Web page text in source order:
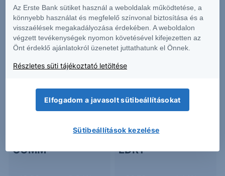
ABTC
6.5400 +6.51%
ALTS
0.8550 +0.59%
193.00 -3.13%
COMM EDRY
Az Erste Bank sütiket használ a weboldalak működtetése, a
könnyebb használat és megfelelő színvonal biztosítása és a
visszaélések megakadályozása érdekében. A weboldalon
végzett tevékenységek nyomon követésével kifejezetten az
Önt érdeklő ajánlatokról üzenetet juttathatunk el Önnek.
Részletes süti tájékoztató letöltése
Elfogadom a javasolt sütibeállításokat
Sütibeállítások kezelése